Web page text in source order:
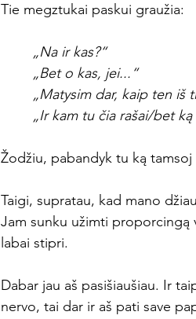
Tie megztukai paskui graužia:
„Na ir kas?“
„Bet o kas, jei...“
„Matysim dar, kaip ten iš
„Ir kam tu čia rašai/bet
Žodžiu, pabandyk tu ką
Taigi, supratau, kad mano
Jam sunku užimti proporcingą
labai stipri.
Dabar jau aš pasišiaušiau. Ir
nervo, tai dar ir aš pati save